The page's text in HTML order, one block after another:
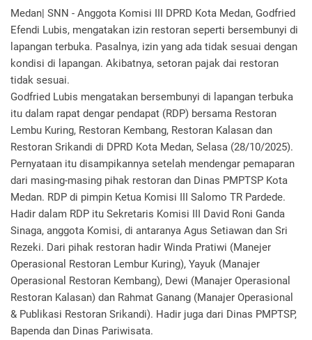
Medan| SNN - Anggota Komisi III DPRD Kota Medan, Godfried
Efendi Lubis, mengatakan izin restoran seperti bersembunyi di
lapangan terbuka. Pasalnya, izin yang ada tidak sesuai dengan
kondisi di lapangan. Akibatnya, setoran pajak dai restoran
tidak sesuai.
Godfried Lubis mengatakan bersembunyi di lapangan terbuka
itu dalam rapat dengar pendapat (RDP) bersama Restoran
Lembu Kuring, Restoran Kembang, Restoran Kalasan dan
Restoran Srikandi di DPRD Kota Medan, Selasa (28/10/2025).
Pernyataan itu disampikannya setelah mendengar pemaparan
dari masing-masing pihak restoran dan Dinas PMPTSP Kota
Medan. RDP di pimpin Ketua Komisi III Salomo TR Pardede.
Hadir dalam RDP itu Sekretaris Komisi III David Roni Ganda
Sinaga, anggota Komisi, di antaranya Agus Setiawan dan Sri
Rezeki. Dari pihak restoran hadir Winda Pratiwi (Manejer
Operasional Restoran Lembur Kuring), Yayuk (Manajer
Operasional Restoran Kembang), Dewi (Manajer Operasional
Restoran Kalasan) dan Rahmat Ganang (Manajer Operasional
& Publikasi Restoran Srikandi). Hadir juga dari Dinas PMPTSP,
Bapenda dan Dinas Pariwisata.